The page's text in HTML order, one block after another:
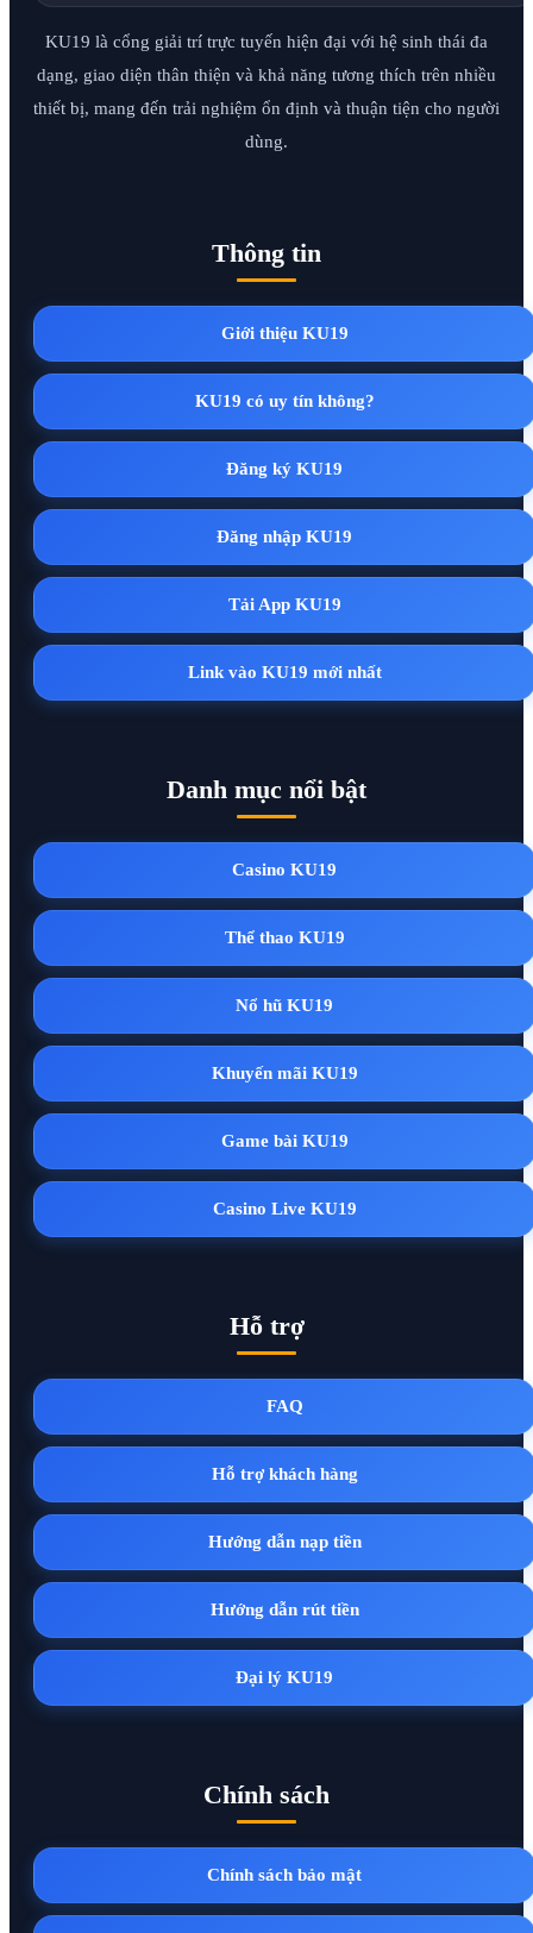
KU19 là cổng giải trí trực tuyến hiện đại với hệ sinh thái đa
dạng, giao diện thân thiện và khả năng tương thích trên nhiều
thiết bị, mang đến trải nghiệm ổn định và thuận tiện cho người
dùng.
Thông tin
Giới thiệu KU19
KU19 có uy tín không?
Đăng ký KU19
Đăng nhập KU19
Tải App KU19
Link vào KU19 mới nhất
Danh mục nổi bật
Casino KU19
Thể thao KU19
Nổ hũ KU19
Khuyến mãi KU19
Game bài KU19
Casino Live KU19
Hỗ trợ
FAQ
Hỗ trợ khách hàng
Hướng dẫn nạp tiền
Hướng dẫn rút tiền
Đại lý KU19
Chính sách
Chính sách bảo mật